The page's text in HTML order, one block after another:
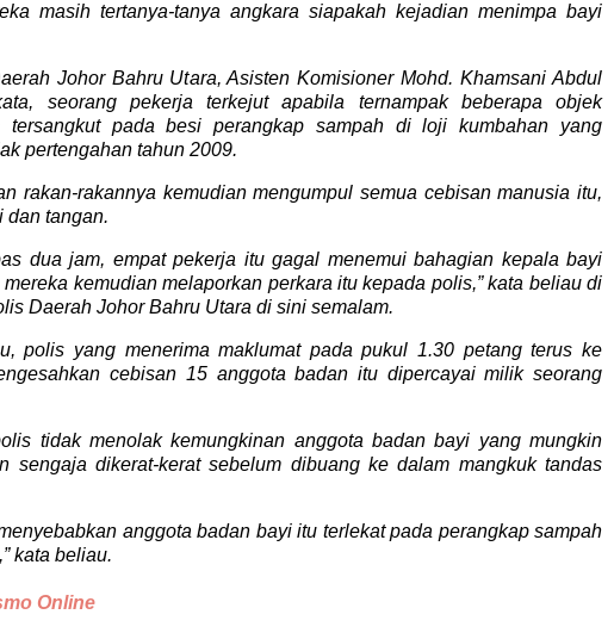
masih tertanya-tanya angkara siapakah kejadian menimpa bayi
Johor Bahru Utara, Asisten Komisioner Mohd. Khamsani Abdul
seorang pekerja terkejut apabila ternampak beberapa objek
tersangkut pada besi perangkap sampah di loji kumbahan yang
perte­ngahan tahun 2009.
rakan-rakannya kemudian mengumpul semua ce­bisan manusia itu,
dan tangan.
dua jam, empat pekerja itu gagal menemui bahagian kepala bayi
kemudian melaporkan perkara itu kepada polis,” kata beliau di
Daerah Johor Bahru Utara di sini semalam.
polis yang me­nerima maklumat pada pukul 1.30 petang terus ke
cebisan 15 anggota badan itu dipercayai milik seorang
tidak menolak kemungkinan anggota badan bayi yang mungkin
sengaja dikerat-kerat sebelum dibuang ke dalam mangkuk tandas
anggota badan bayi itu terlekat pada perangkap sampah
kata beliau.
Online